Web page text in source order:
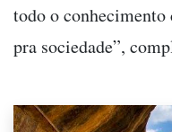
todo o
pra sociedade”,